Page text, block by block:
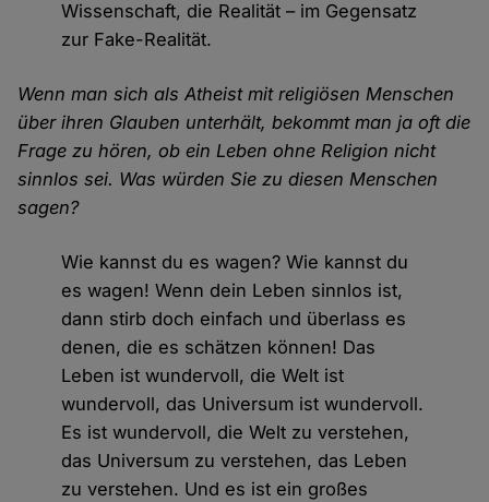
Wissenschaft, die Realität – im Gegensatz
zur Fake-Realität.
Wenn man sich als Atheist mit religiösen Menschen
über ihren Glauben unterhält, bekommt man ja oft die
Frage zu hören, ob ein Leben ohne Religion nicht
sinnlos sei. Was würden Sie zu diesen Menschen
sagen?
Wie kannst du es wagen? Wie kannst du
es wagen! Wenn dein Leben sinnlos ist,
dann stirb doch einfach und überlass es
denen, die es schätzen können! Das
Leben ist wundervoll, die Welt ist
wundervoll, das Universum ist wundervoll.
Es ist wundervoll, die Welt zu verstehen,
das Universum zu verstehen, das Leben
zu verstehen. Und es ist ein großes